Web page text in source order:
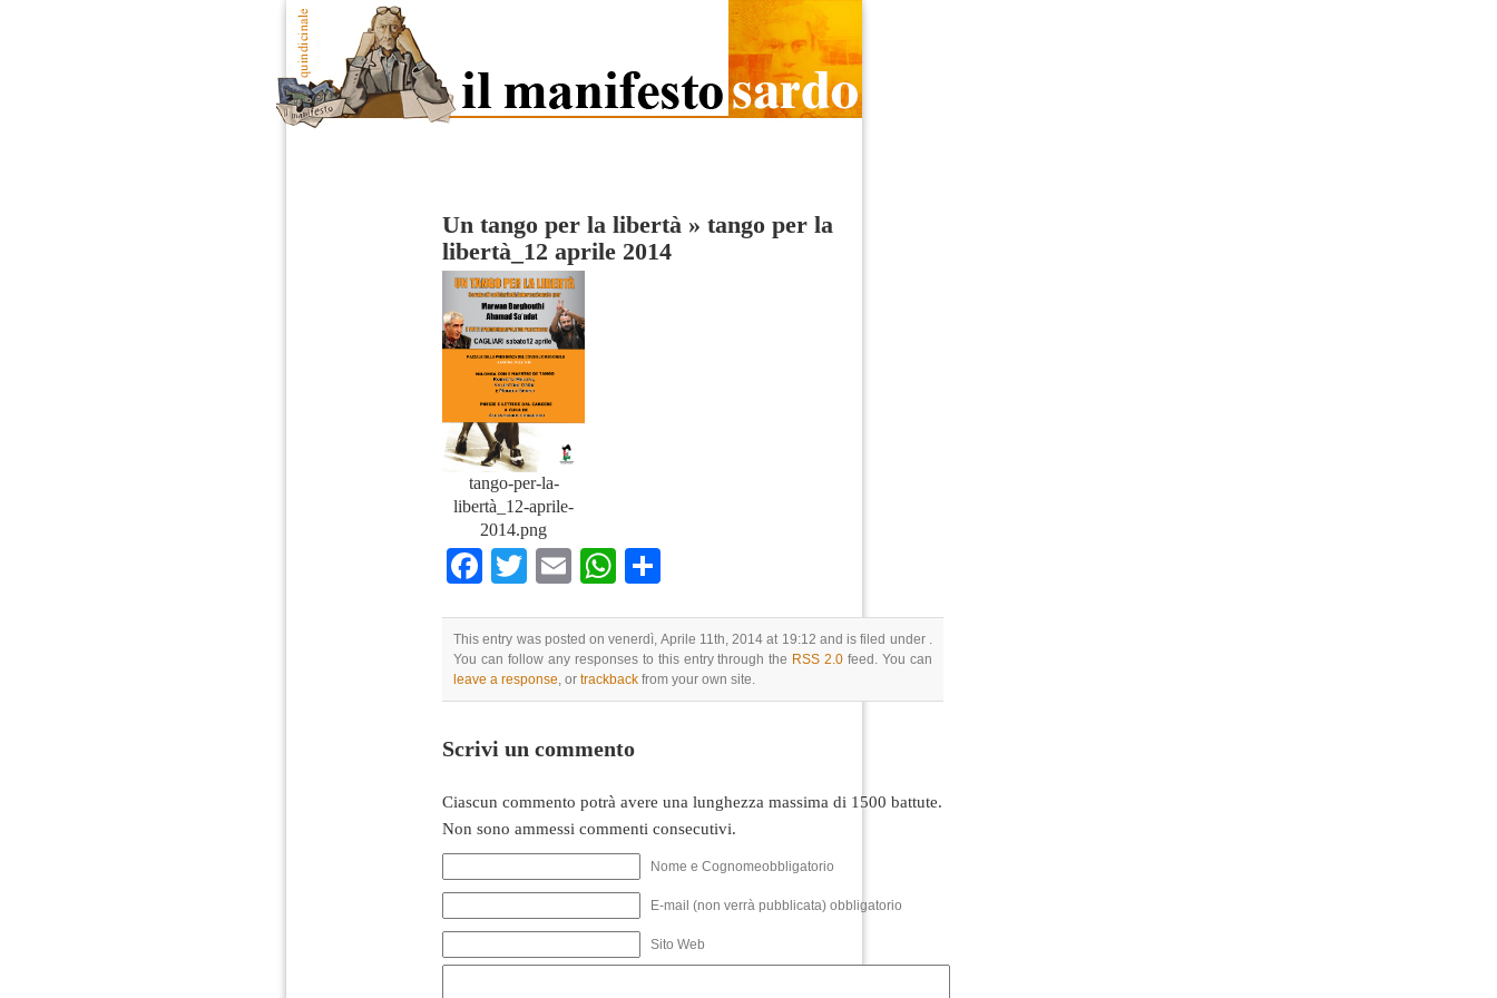
Un tango per la libertà » tango per la
libertà_12 aprile 2014
tango-per-la-
libertà_12-aprile-
2014.png
Facebook
TwitterEmailWhatsApp
This entry was posted on venerdì, Aprile 11th, 2014 at 19:12 and is filed under .
You can follow any responses to this entry through the RSS 2.0 feed. You can
leave a response, or trackback from your own site.
Scrivi un commento
Ciascun commento potrà avere una lunghezza massima di 1500 battute.
Non sono ammessi commenti consecutivi.
Nome e Cognomeobbligatorio
E-mail (non verrà pubblicata) obbligatorio
Sito Web